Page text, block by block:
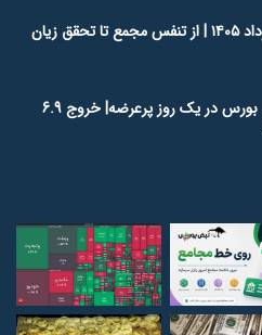
گزارش مجامع بورسی ۱۵ و ۱۷ مرداد ۱۴۰۵ | از تنفس مجمع تا تحقق زیان
رشد 39 هزار واحدی شاخص کل بورس در یک روز پرعرضه| خروج 6.9